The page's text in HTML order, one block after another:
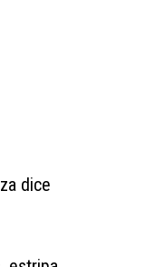
dice